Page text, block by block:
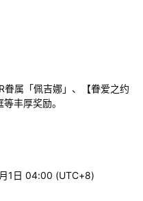
属「佩吉娜」、【眷爱之约
丰厚奖励。
1日 04:00 (UTC+8)